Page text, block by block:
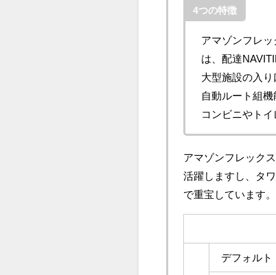
4つの特徴
アマゾンフレッ
は、配達
大型施設の入り
自動ルート組
コンビニやト
アマゾンフレックス
活躍しますし、タ
で重宝しています。
デフォルト